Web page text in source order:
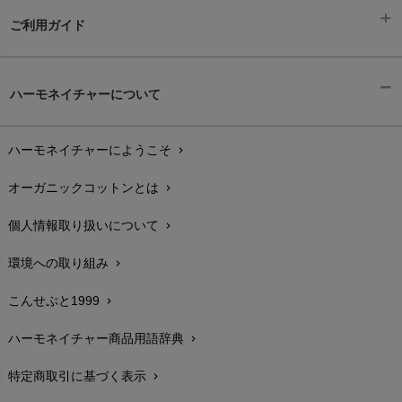
ご利用ガイド
配送と送料chevron_right
在庫状況と発送予定chevron_right
サイズ・寸法chevron_right
生地・素材chevron_right
お手入れについて
レビューを書こうchevron_right
返品交換chevron_right
ハーモネイチャーについて
ハーモネイチャーにようこそ chevron_right
オーガニックコットンとは chevron_right
個人情報取り扱いについて chevron_right
環境への取り組み chevron_right
こんせぷと1999 chevron_right
ハーモネイチャー商品用語辞典 chevron_right
特定商取引に基づく表示 chevron_right